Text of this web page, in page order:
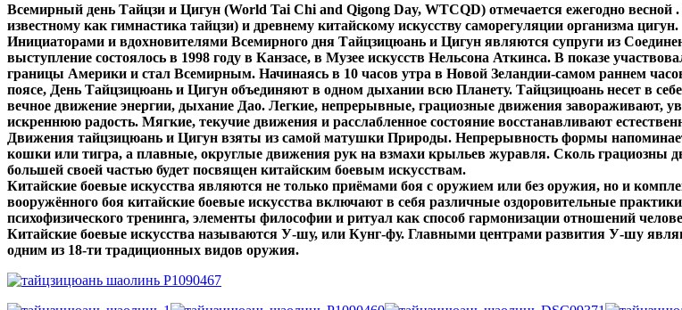
Всемирный день Тайцзи и Цигун (World Tai Chi and Qigong Day, WTCQD) отмечается ежегодно
известному как гимнастика тайцзи) и древнему китайскому искусству саморегуляции организма цигун.
Инициаторами и вдохновителями Всемирного дня Тайцзицюань и Цигун являются супруги из
выступление состоялось в 1998 году в Канзасе, в Музее искусств Нельсона Аткинса. В показе
границы Америки и стал Всемирным. Начинаясь в 10 часов утра в Новой Зеландии-самом раннем
поясе, День Тайцзицюань и Цигун объединяют в одном дыхании всю Планету. Тайцзицюань несет в
вечное движение энергии, дыхание Дао. Легкие, непрерывные, грациозные движения завораживают,
искреннюю радость. Мягкие, текучие движения и расслабленное состояние восстанавливают
Движения тайцзицюань и Цигун взяты из самой матушки Природы. Непрерывность формы
кошки или тигра, а плавные, округлые движения рук на взмахи крыльев журавля. Сколь грациозны
большей своей частью будет посвящен китайским боевым искусствам.
Китайские боевые искусства являются не только приёмами боя с оружием или без оружия, но и
вооружённого боя китайские боевые искусства включают в себя различные оздоровительные
психофизического тренинга, элементы философии и ритуал как способ гармонизации отношений
Китайские боевые искусства называются У-шу, или Кунг-фу. Главными центрами развития У-шу
одним из 18-ти традиционных видов оружия.